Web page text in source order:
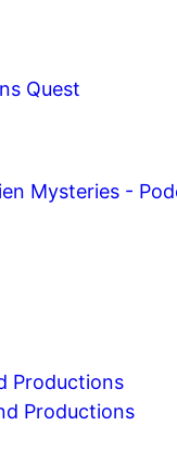
Quest
Mysteries -
Productions
Productions